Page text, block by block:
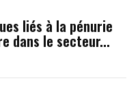
liés à la pénurie
dans le secteur...